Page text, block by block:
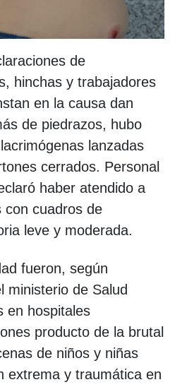
de
hinchas y trabajadores
en la causa dan
de piedrazos, hubo
lanzadas
cerrados. Personal
haber atendido a
con cuadros de
leve y moderada.
fueron, según
ministerio de Salud
en hospitales
producto de la brutal
de niños y niñas
extrema y traumática en